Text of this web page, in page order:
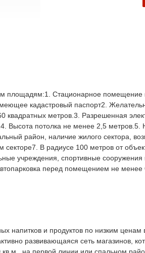
площадям:1. Стационарное
кадастровый паспорт2.
метров.3. Разрешенная
Высота потолка не менее 2,5 метров.5.
район, наличие жилого сектора,
секторе7. В радиусе 100 метров от
учреждения, спортивные
перед помещением не
напитков и продуктов по низким
развивающаяся сеть магазинов,